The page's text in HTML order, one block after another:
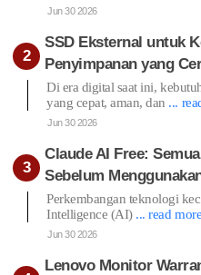
Jun 30 2026
SSD Eksternal untuk
Penyimpanan yang
Di era digital saat ini,
yang cepat, aman, dan ...
Jun 30 2026
Claude AI Free:
Sebelum
Perkembangan teknologi
Intelligence (AI) ... read more
Jun 30 2026
Lenovo Monitor